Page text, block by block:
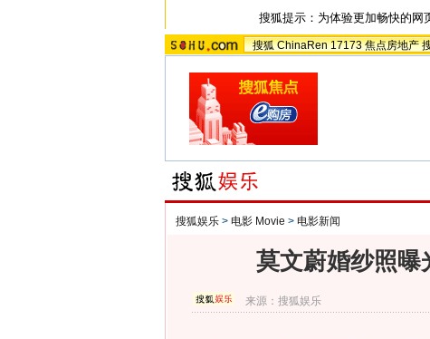
搜狐提示：为体验更加畅快的网
搜狐 ChinaRen 17173 焦点房地产
搜狐娱乐 > 电影 Movie > 电影新闻
莫文蔚婚纱照曝
来源：搜狐娱乐